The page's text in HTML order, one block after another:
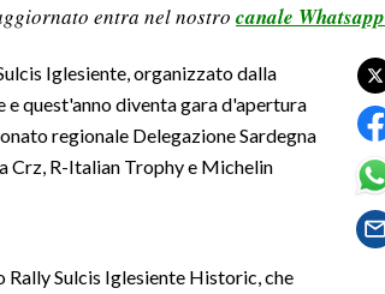
entra nel nostro canale Whatsapp
Iglesiente, organizzato dalla
quest'anno diventa gara d'apertura
regionale Delegazione Sardegna
Crz, R-Italian Trophy e Michelin
Rally Sulcis Iglesiente Historic, che